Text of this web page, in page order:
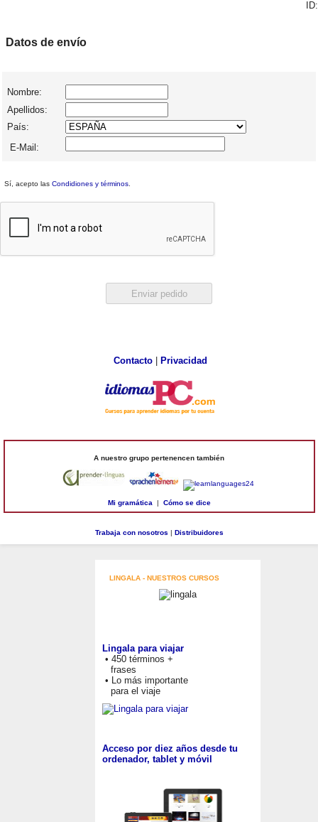
ID:
Datos de envío
Nombre:
Apellidos:
País:
E-Mail:
Sí, acepto las Condidiones y términos.
Contacto| Privacidad
A nuestro grupo pertenencen también
Mi gramática| Cómo se dice
Trabaja con nosotros Distribuidores
LINGALA - NUESTROS CURSOS
Lingala para viajar
• 450 términos +
frases
• Lo más importante
para el viaje
Acceso por diez años desde tu
ordenador, tablet y móvil